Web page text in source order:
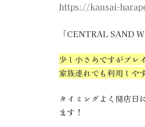
https://kansai-
「CENTRAL SAND
少し小さめですがプレ
家族連れでも利用しや
タイミングよく開店日
ます！